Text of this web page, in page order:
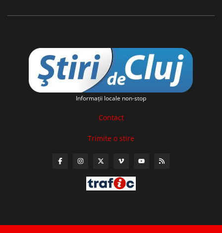
Informaţii locale non-stop
Contact
Trimite o stire